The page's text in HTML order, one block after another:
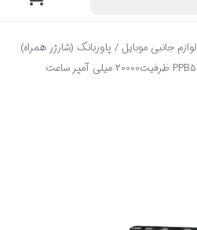
لوازم جانبی موبایل / پاوربانک (شارژر همراه)